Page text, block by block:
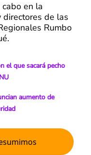
en la
directores de las
Rumbo
el que sacará pecho
aumento de